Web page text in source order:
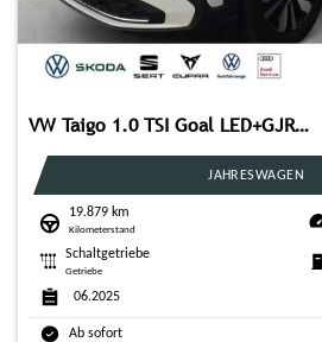
VW Taigo 1.0 TSI Goal LED+GJR+APP-CONNECT+SHZ+
JAHRESWAGEN
19.879 km
Kilometerstand
Schaltgetriebe
Getriebe
06.2025
Ab sofort